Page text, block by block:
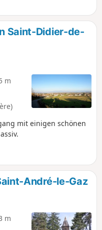
starten oder
Saint-Didier-de-
m
mit einigen schönen
André-le-Gaz
m